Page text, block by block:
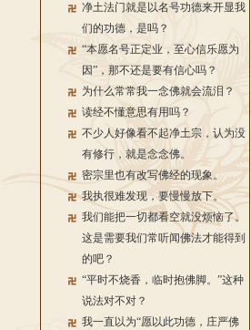
净土法门就是以名号功德来开显我
们的功德，是吗？
“本愿名号正定业，至心信乐愿为
因”，那不还是要有信心吗？
为什么常常我一念佛就会流泪？
读经不懂意思有用吗？
不少人好像看不起净土宗，认为没
有修行，就是念念佛。
密宗里也有改写佛经的现象。
我执很难发现，要慢慢放下。
我们能把一切都看空就没烦恼了。
这是需要我们常听闻佛法才能得到
的吧？
“平时不烧香，临时抱佛脚。”这种
说法对不对？
我一直以为“愿以此功德，庄严佛